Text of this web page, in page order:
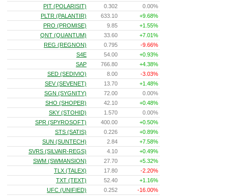
PIT (POLARISIT)
0.302
0.00%
PLTR (PALANTIR)
633.10
+9.68%
PRO (PROMISE)
9.85
+1.55%
QNT (QUANTUM)
33.60
+7.01%
REG (REGNON)
0.795
-9.66%
S4E
54.00
+0.93%
SAP
766.80
+4.38%
SED (SEDIVIO)
8.00
-3.03%
SEV (SEVENET)
13.70
+1.48%
SGN (SYGNITY)
72.00
0.00%
SHO (SHOPER)
42.10
+0.48%
SKY (STOHID)
1.570
0.00%
SPR (SPYROSOFT)
400.00
+0.50%
STS (SATIS)
0.226
+0.89%
SUN (SUNTECH)
2.84
+7.58%
SVRS (SILVAIR-REGS)
4.10
+0.49%
SWM (SWMANSION)
27.70
+5.32%
TLX (TALEX)
17.80
-2.20%
TXT (TEXT)
52.40
+1.16%
UFC (UNIFIED)
0.252
-16.00%